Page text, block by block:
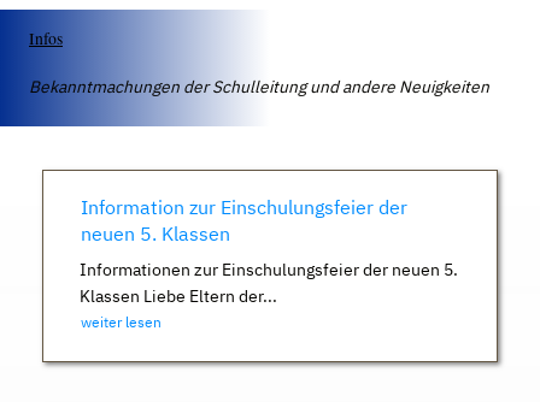
Infos
Bekanntmachungen der Schulleitung und andere Neuigkeiten
Information zur Einschulungsfeier der
neuen 5. Klassen
Informationen zur Einschulungsfeier der neuen 5.
Klassen Liebe Eltern der...
weiter lesen